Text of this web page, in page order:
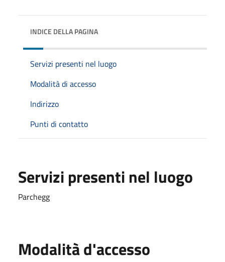
INDICE DELLA PAGINA
Servizi presenti nel luogo
Modalità di accesso
Indirizzo
Punti di contatto
Servizi presenti nel luogo
Parchegg
Modalità d'accesso